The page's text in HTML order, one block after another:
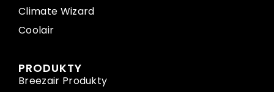
Climate Wizard
Coolair
PRODUKTY
Breezair Produkty